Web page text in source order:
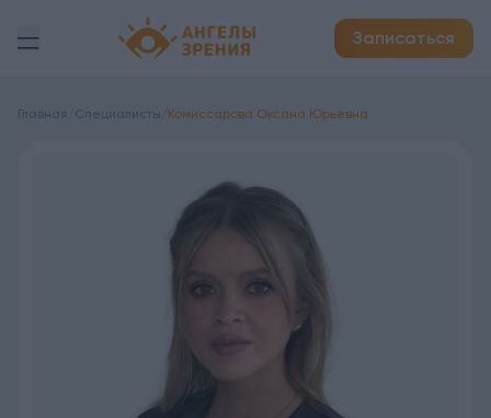
Детская офтальмология Ангелы зрения!
Записаться
Главная Специалисты Комиссарова Оксана Юрьевна